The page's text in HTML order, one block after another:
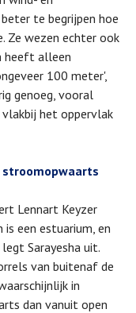
te begrijpen hoe
Ze wezen echter ook
heeft alleen
100 meter',
genoeg, vooral
het oppervlak
Lennart Keyzer
is een estuarium, en
Sarayesha uit.
van buitenaf de
in
dan vanuit open